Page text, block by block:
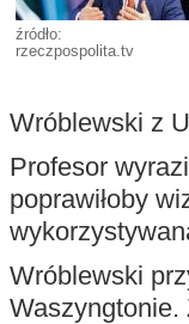
źródło:
rzeczpospolita.tv
Wróblewski z
Profesor
poprawiłoby
Wróblewski
Waszyngtonie.